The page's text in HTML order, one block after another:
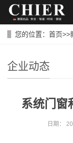
您的位置： 首页>>
企业动态
系统门窗
日期：